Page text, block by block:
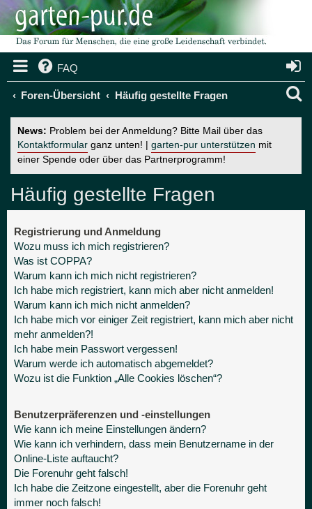
FAQ
Foren-Übersicht Häufig gestellte Fragen
News: Problem bei der Anmeldung? Bitte Mail über das
Kontaktformular ganz unten! | garten-pur unterstützen mit
einer Spende oder über das Partnerprogramm!
Häufig gestellte Fragen
Registrierung und Anmeldung
Wozu muss ich mich registrieren?
Was ist COPPA?
Warum kann ich mich nicht registrieren?
Ich habe mich registriert, kann mich aber nicht anmelden!
Warum kann ich mich nicht anmelden?
Ich habe mich vor einiger Zeit registriert, kann mich aber nicht
mehr anmelden?!
Ich habe mein Passwort vergessen!
Warum werde ich automatisch abgemeldet?
Wozu ist die Funktion „Alle Cookies löschen“?
Benutzerpräferenzen und -einstellungen
Wie kann ich meine Einstellungen ändern?
Wie kann ich verhindern, dass mein Benutzername in der
Online-Liste auftaucht?
Die Forenuhr geht falsch!
Ich habe die Zeitzone eingestellt, aber die Forenuhr geht
immer noch falsch!